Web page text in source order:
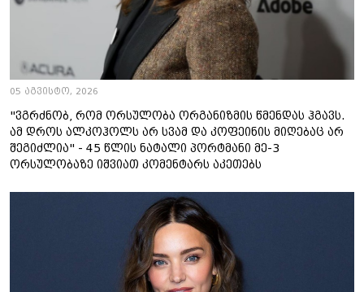
05 აგვისტო, 2026
"ვგრძნობ, რომ ორსულობა ორგანიზმის წმენდას ჰგავს.
ამ დროს ალკოჰოლს არ სვამ და კოფეინის მიღებაც არ
შეგიძლია" - 45 წლის ნატალი პორტმანი მე-3
ორსულობაზე იშვიათ კომენტარს აკეთებს